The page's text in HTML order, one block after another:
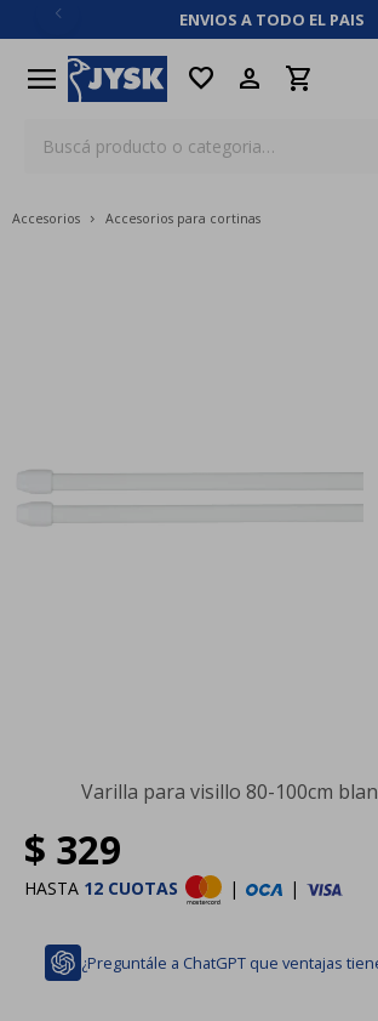
ENVIOS A TODO EL PAIS
menu favorite
Accesorios Accesorios para cortinas
Varilla para visillo 80-100cm
$ 329
HASTA 12 CUOTAS | |
¿Preguntále a ChatGPT que ventajas
close